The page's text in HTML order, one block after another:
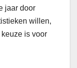
jaar door
willen,
is voor